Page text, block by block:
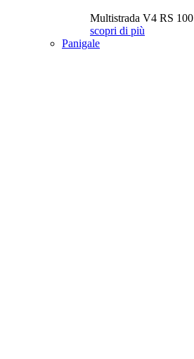
Multistrada V4 RS 100
scopri di più
Panigale